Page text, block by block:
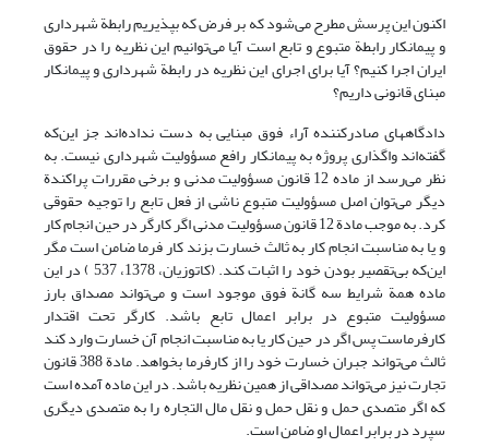
اکنون این پرسش مطرح می‌شود که بر فرض که بپذیریم رابطة شهرداری
و پیمانکار رابطة متبوع و تابع است آیا می‌توانیم این نظریه را در حقوق
ایران اجرا کنیم؟ آیا برای اجرای این نظریه در رابطة شهرداری و پیمانکار
مبنای قانونی داریم؟
دادگاههای صادرکننده آراء فوق مبنایی به دست نداده‌اند جز این‌که
گفته‌اند واگذاری پروژه به پیمانکار رافع مسؤولیت شهرداری نیست. به
نظر می‌رسد از ماده 12 قانون مسؤولیت مدنی و برخی مقررات پراکندة
دیگر می‌توان اصل مسؤولیت متبوع ناشی از فعل تابع را توجیه حقوقی
کرد. به موجب مادة 12 قانون مسؤولیت مدنی اگر کارگر در حین انجام کار
و یا به مناسبت انجام کار به ثالث خسارت بزند کار فرما ضامن است مگر
این‌که بی‌تقصیر بودن خود را اثبات کند. (کاتوزیان، 1378، 537 ) در این
ماده همة شرایط سه گانة فوق موجود است و می‌تواند مصداق بارز
مسؤولیت متبوع در برابر اعمال تابع باشد. کارگر تحت اقتدار
کارفرماست پس اگر در حین کار یا به مناسبت انجام آن خسارت وارد کند
ثالث می‌تواند جبران خسارت خود را از کارفرما بخواهد. مادة 388 قانون
تجارت نیز می‌تواند مصداقی از همین نظریه باشد. در این ماده آمده است
که اگر متصدی حمل و نقل حمل و نقل مال التجاره را به متصدی دیگری
سپرد در برابر اعمال او ضامن است.